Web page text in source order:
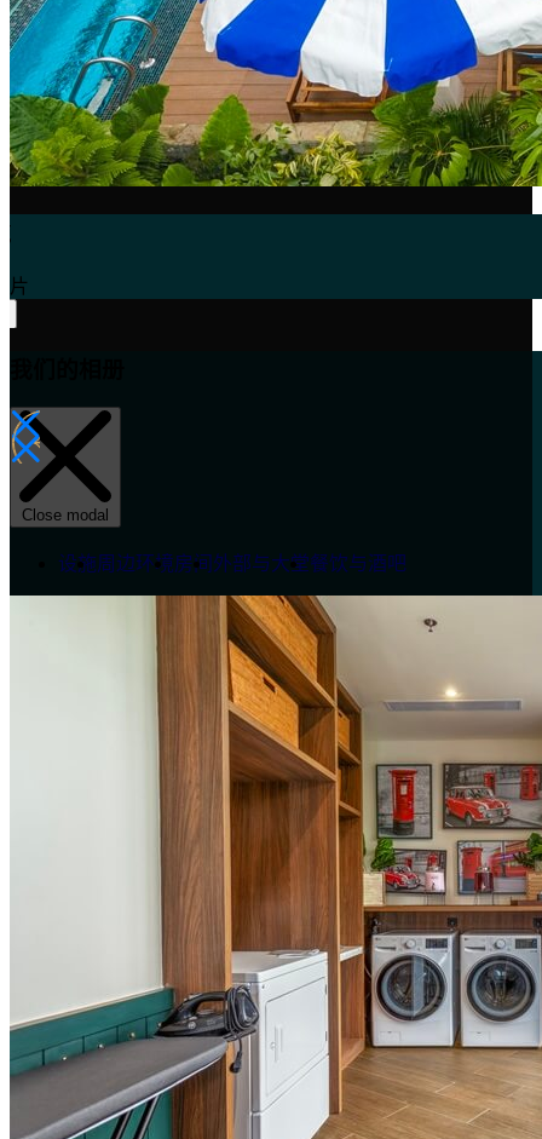
Close modal
设施 周边环境房间 外部与大堂餐饮与酒吧